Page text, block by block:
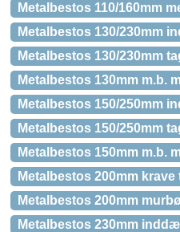
Metalbestos 110/160mm
Metalbestos 130/230mm
Metalbestos 130/230mm
Metalbestos 130mm m.b.
Metalbestos 150/250mm
Metalbestos 150/250mm
Metalbestos 150mm m.b.
Metalbestos 200mm
Metalbestos 200mm
Metalbestos 230mm